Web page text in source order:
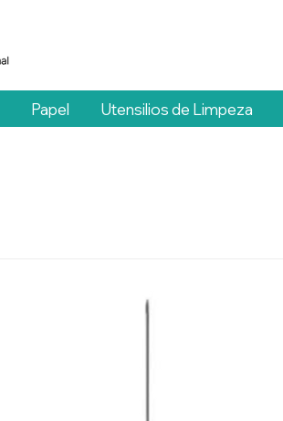
Papel Utensilios de Limpeza